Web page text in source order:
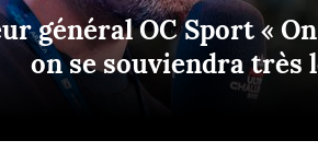
général OC Sport «
on se souviendra très